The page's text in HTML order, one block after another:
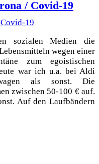
/ Covid-19
sozialen Medien die
wegen einer
zum egoistischen
war ich u.a. bei Aldi
als sonst. Die
zwischen 50-100 € auf.
Auf den Laufbändern